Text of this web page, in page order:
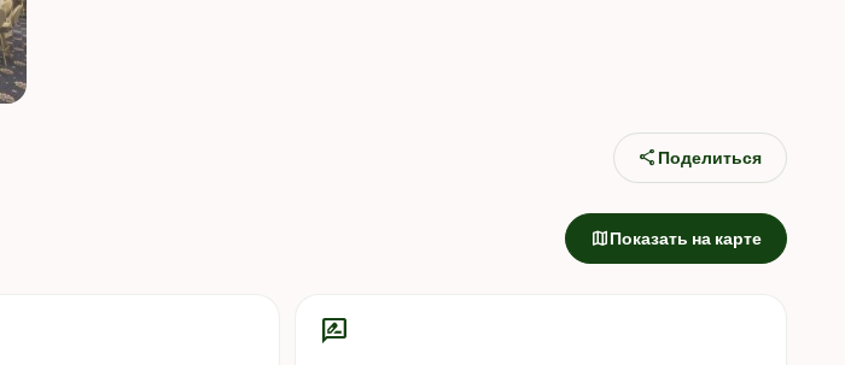
share Поделиться
mapПоказать на карте
rate_review